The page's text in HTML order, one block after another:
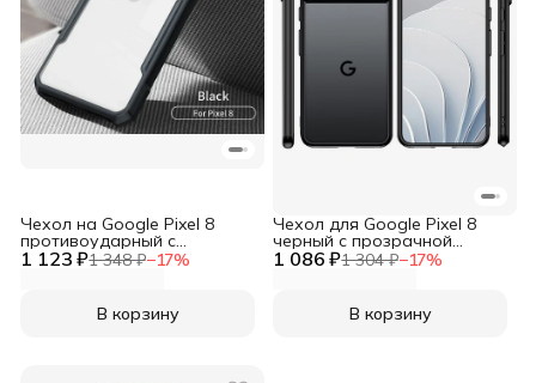
1 123 ₽1 348 ₽−17%
Чехол на Google Pixel 8
противоударный с
усиленными углами XUNDD
В корзину
1 086 ₽1 304 ₽−17%
Чехол для Google Pixel 8
черный с прозрачной
матовой задней панелью
В корзину